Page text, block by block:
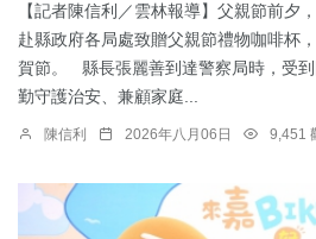
【記者陳信利／雲林報導】父親節前夕
赴縣政府各局處致贈父親節禮物咖啡杯
賀節。 縣長張麗善到達警察局時，受
勤守護治安、兼顧家庭...
陳信利 2026年八月06日 9,451